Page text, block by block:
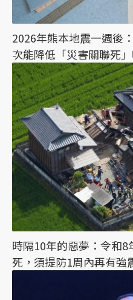
2026年熊本地震一週後
次能降低「災害關聯死」
時隔10年的惡夢：令和
死，須提防1周內再有強